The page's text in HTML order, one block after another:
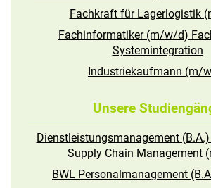
Fachkraft für Lagerlogistik
Fachinformatiker (m/w/d)
Systemintegration
Industriekaufmann (m/
Unsere
Dienstleistungsmanagement
Supply Chain Management
BWL Personalmanagement